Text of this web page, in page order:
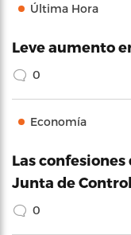
Última Hora
Leve aumento
0
Economía
Las
Junta de
0